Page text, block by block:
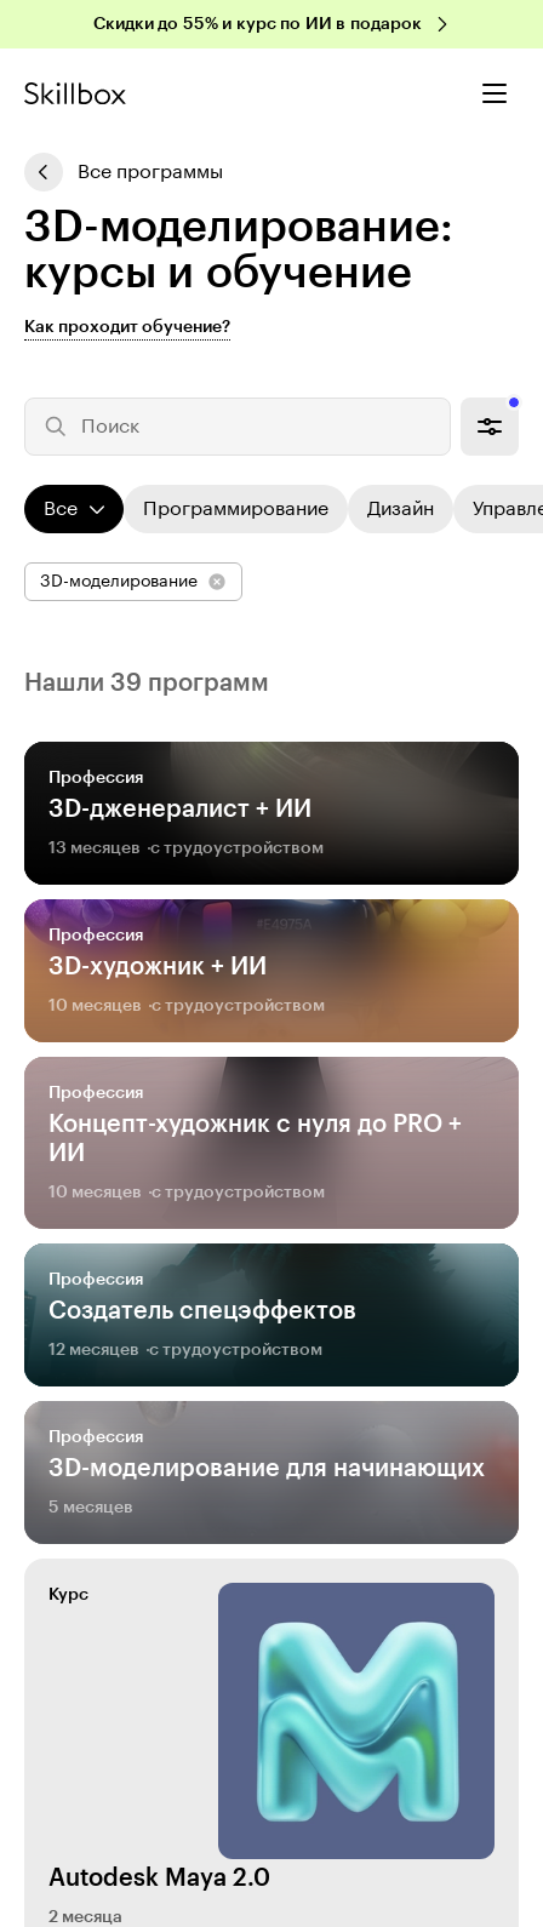
Скидки до 55% и курс по ИИ в подарок
Все программы
3D-мо­де­ли­ро­ва­ние:
курсы и обучение
Как проходит обучение?
Поиск
Все Программирование Дизайн
3D-моделирование
Нашли 39 программ
Профессия
3D-дженералист + ИИ
13 месяцев с трудоустройством
Профессия
3D-художник + ИИ
10 месяцев с трудоустройством
Профессия
Концепт-художник с нуля до PRO +
ИИ
10 месяцев с трудоустройством
Профессия
Создатель спецэффектов
12 месяцев с трудоустройством
Профессия
3D-моделирование для начинающих
5 месяцев
Курс
Autodesk Maya 2.0
2 месяца